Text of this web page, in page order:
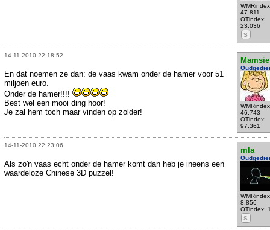
47.811
OTindex:
23.036
S
14-11-2010 22:18:52
Mamsie
46.743
OTindex:
97.361
En dat noemen ze dan: de vaas kwam onder de hamer voor 51
miljoen euro.
Onder de hamer!!!!
Best wel een mooi ding hoor!
Je zal hem toch maar vinden op zolder!
14-11-2010 22:23:06
mla
8.856
OTindex:
S
Als zo'n vaas echt onder de hamer komt dan heb je ineens een
waardeloze Chinese 3D puzzel!